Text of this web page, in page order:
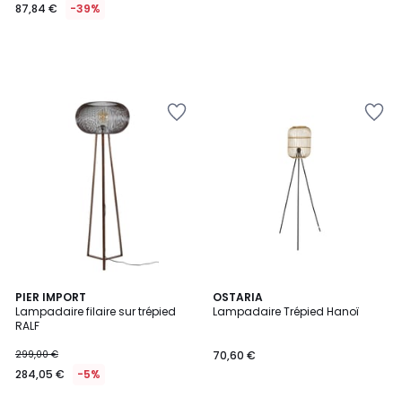
87,84 € -39%
PIER IMPORT
Lampadaire filaire sur trépied
RALF
299,00 €
284,05 € -5%
OSTARIA
Lampadaire Trépied Hanoï
70,60 €